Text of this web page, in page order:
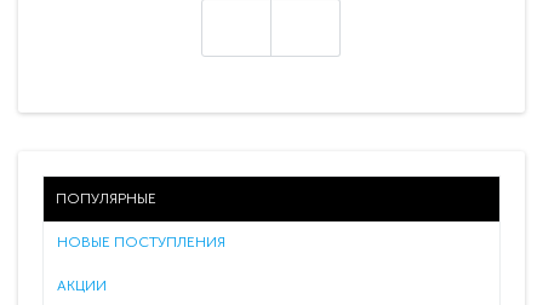
ПОПУЛЯРНЫЕ
НОВЫЕ ПОСТУПЛЕНИЯ
АКЦИИ